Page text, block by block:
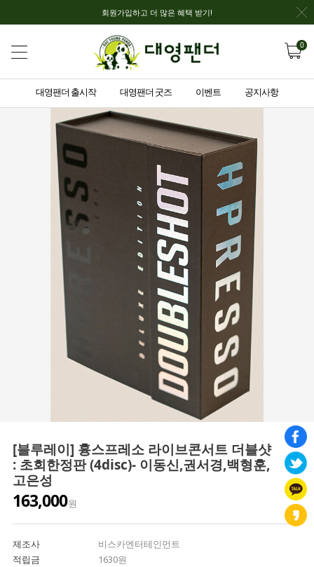
회원가입하고 더 많은 혜택 받기!
0
대영팬더 출시작 대영팬더 굿즈 이벤트 공지사항
[블루레이] 흉스프레소 라이브콘서트 더블샷
: 초회한정판 (4disc)- 이동신,권서경,백형훈,
고은성
163,000원
제조사
비스카엔터테인먼트
적립금
1630원